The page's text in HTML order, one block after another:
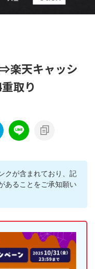
楽天キャッシ
取り
クが含まれており、記
あることをご承知願い